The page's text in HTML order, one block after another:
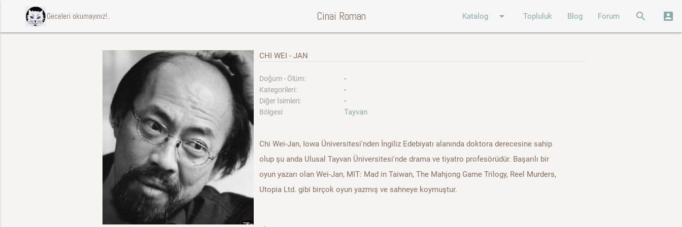
ccccci Geceleri okumayınız!.. Cinai Roman Katalog arrow_drop_down Topluluk Blog Forum search account_box
CHI WEI - JAN
Doğum - Ölüm: -
Kategorileri: -
Diğer İsimleri: -
Bölgesi: Tayvan
Chi Wei-Jan, Iowa Üniversitesi'nden İngiliz Edebiyatı alanında doktora derecesine sahip
olup şu anda Ulusal Tayvan Üniversitesi'nde drama ve tiyatro profesörüdür. Başarılı bir
oyun yazarı olan Wei-Jan, MIT: Mad in Taiwan, The Mahjong Game Trilogy, Reel Murders,
Utopia Ltd. gibi birçok oyun yazmış ve sahneye koymuştur.